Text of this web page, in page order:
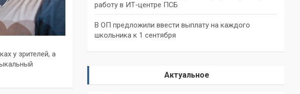
у зрителей, а
работу в ИТ-центре ПСБ
В ОП предложили ввести выплату на каждого
школьника к 1 сентября
Актуальное